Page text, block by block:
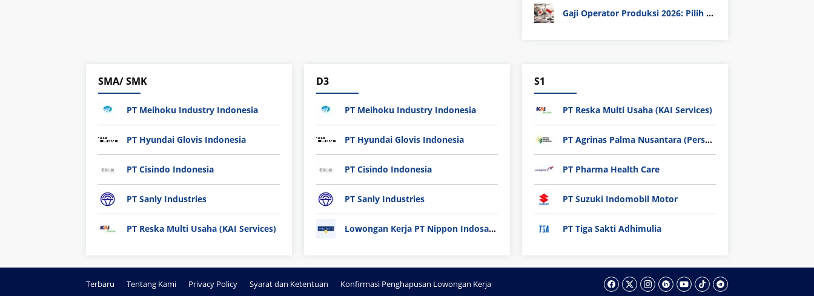
Gaji Operator Produksi 2026: Pilih PT Astra Honda Motor (AHM) atau Manufaktur di Jepang?
SMA/ SMK
PT Meihoku Industry Indonesia
PT Hyundai Glovis Indonesia
PT Cisindo Indonesia
PT Sanly Industries
PT Reska Multi Usaha (KAI Services)
D3
PT Meihoku Industry Indonesia
PT Hyundai Glovis Indonesia
PT Cisindo Indonesia
PT Sanly Industries
Lowongan Kerja PT Nippon Indosari Corpindo Tbk. Bulan Agustus 2026
S1
PT Reska Multi Usaha (KAI Services)
PT Agrinas Palma Nusantara (Persero)
PT Pharma Health Care
PT Suzuki Indomobil Motor
PT Tiga Sakti Adhimulia
Terbaru Tentang Kami Privacy Policy Syarat dan Ketentuan Konfirmasi Penghapusan Lowongan Kerja